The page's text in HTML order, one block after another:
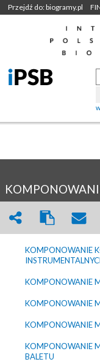
Przejdź do: biogramy.pl
KOMPONOWANIE
KOMPONOWANIE
KOMPONOWANIE
KOMPONOWANIE
KOMPONOWANIE
BALETU